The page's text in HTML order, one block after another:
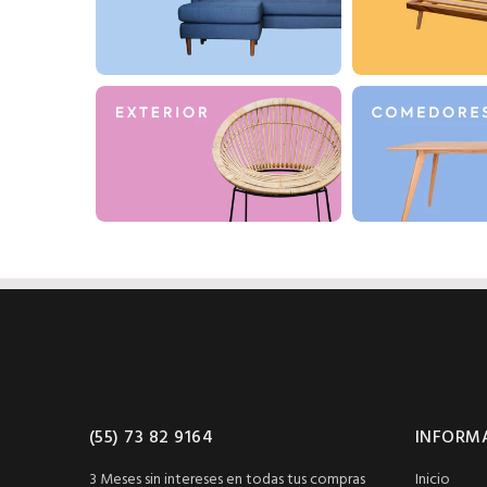
(55) 73 82 9164
3 Meses sin intereses en todas tus compras Inicio